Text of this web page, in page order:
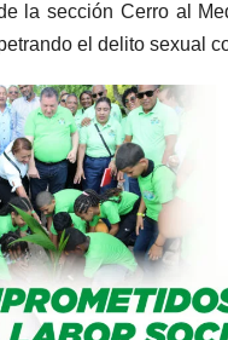
la sección Cerro al
el delito sexual